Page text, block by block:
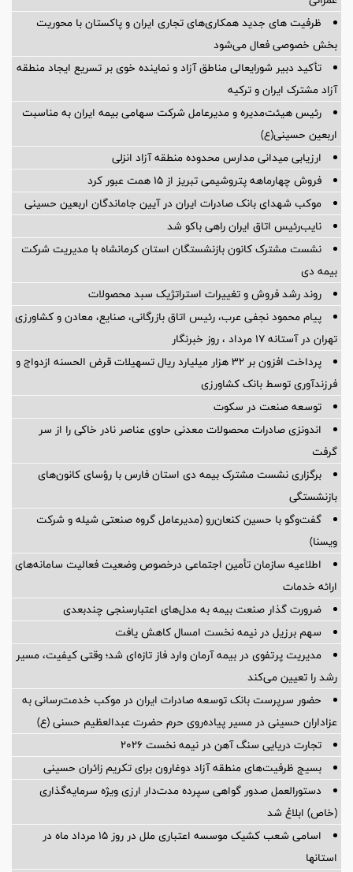
ظرفیت های جدید همکاری‌های تجاری ایران و پاکستان با محوریت
بخش خصوصی فعال می‌شود
تأکید دبیر شورایعالی مناطق آزاد و نماینده خوی بر تسریع ایجاد منطقه
آزاد مشترک ایران و ترکیه
رئیس هیئت‌مدیره و مدیرعامل شرکت سهامی بیمه ایران به مناسبت
اربعین حسینی(ع)
ارزیابی میدانی مدارس محدوده منطقه آزاد انزلی
فروش چهارماهه پتروشیمی تبریز از ۱۵ همت عبور کرد
موکب شهدای بانک صادرات ایران در آیین جاماندگان اربعین حسینی
نایب‌رئیس اتاق ایران راهی باکو شد
نشست مشترک کانون بازنشستگان استان کرمانشاه با مدیریت شرکت
بیمه دی
روند رشد فروش و تغییرات استراتژیک سبد محصولات
پیام محمود نجفی عرب، رئیس اتاق بازرگانی، صنایع، معادن و کشاورزی
تهران در آستانه 17 مرداد ، روز خبرنگار
پرداخت افزون بر 32 هزار میلیارد ریال تسهیلات قرض الحسنه ازدواج و
فرزندآوری توسط بانک کشاورزی
توسعه صنعت در سکوت
اندونزی صادرات محصولات معدنی حاوی عناصر نادر خاکی را از سر
گرفت
برگزاری نشست مشترک بیمه دی استان فارس با رؤسای کانون‌های
بازنشستگی
گفت‌وگو با حسین كنعان‌رو (مدیرعامل گروه صنعتی شیله و شركت
ویسنا)
اطلاعیه سازمان تأمین اجتماعی درخصوص وضعیت فعالیت سامانه‌های
ارائه خدمات
ضرورت گذار صنعت بیمه به مدل‌های اعتبارسنجی چندبعدی
سهم برزیل در نیمه نخست امسال کاهش یافت
مدیریت پرتفوی در بیمه آرمان وارد فاز تازه‌ای شد؛ وقتی کیفیت، مسیر
رشد را تعیین می‌کند
حضور سرپرست بانک توسعه صادرات ایران در موکب خدمت‌رسانی به
عزاداران حسینی در مسیر پیاده‌روی حرم حضرت عبدالعظیم حسنی (ع)
تجارت دریایی سنگ آهن در نیمه نخست ۲۰۲۶
بسیج ظرفیت‌های منطقه آزاد دوغارون برای تکریم زائران حسینی
دستورالعمل صدور گواهی سپرده مدت‌دار ارزی ویژه سرمایه‌گذاری
(خاص) ابلاغ شد
اسامی شعب کشیک موسسه اعتباری ملل در روز 15 مرداد ماه در
استانها